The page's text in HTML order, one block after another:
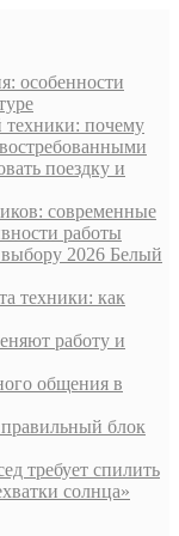
особенности
почему
поездку и
современные
работы
2026 Белый
техники: как
работу и
общения в
блок
требует спилить
солнца»